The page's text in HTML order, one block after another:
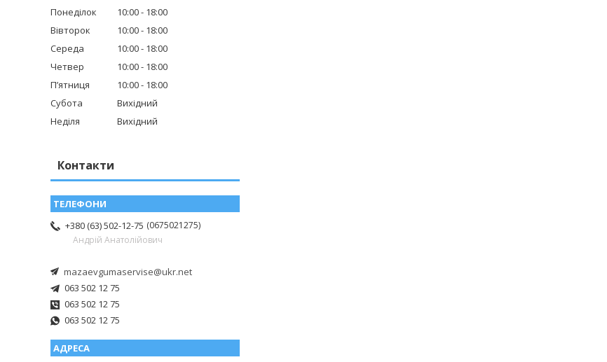
Понеділок 10:00
18:00
Вівторок
10:00
18:00
Середа
10:00
18:00
Четвер
10:00
18:00
Пʼятниця
10:00
18:00
Субота
Вихідний
Неділя
Вихідний
Контакти
+380 (63) 502-12-75 0675021275
Андрій Анатолійович
mazaevgumaservise@ukr.net
063 502 12 75
063 502 12 75
063 502 12 75